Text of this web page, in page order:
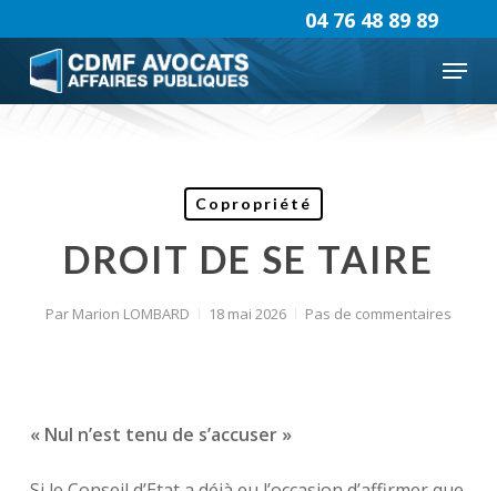
to
main
content
Menu
04 76 48 89 89
Copropriété
DROIT DE SE TAIRE
ParMarion LOMBARD 18 mai 2026 Pas de commentaires
« Nul n’est tenu de s’accuser »